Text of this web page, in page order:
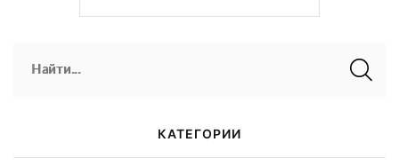
Найти...
КАТЕГОРИИ